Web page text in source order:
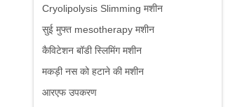
Cryolipolysis Slimming मशीन
सुई मुफ्त mesotherapy मशीन
कैविटेशन बॉडी स्लिमिंग मशीन
मकड़ी नस को हटाने की मशीन
आरएफ उपकरण